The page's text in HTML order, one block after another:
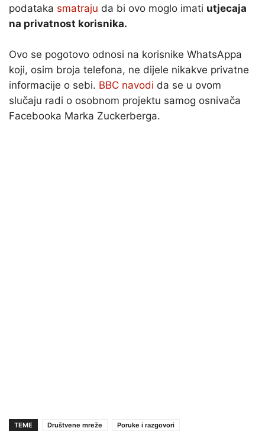
podataka smatraju da bi ovo moglo imati utjecaja
na privatnost korisnika.
Ovo se pogotovo odnosi na korisnike WhatsAppa
koji, osim broja telefona, ne dijele nikakve privatne
informacije o sebi. BBC navodi da se u ovom
slučaju radi o osobnom projektu samog osnivača
Facebooka Marka Zuckerberga.
TEME Društvene mreže Poruke i razgovori